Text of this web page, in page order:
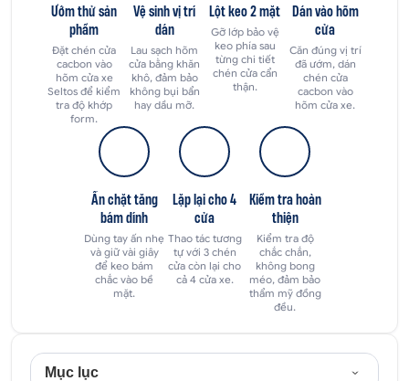
Ướm thử sản
phẩm
Đặt chén cửa
cacbon vào
hõm cửa xe
Seltos để kiểm
tra độ khớp
form.
Vệ sinh vị trí
dán
Lau sạch hõm
cửa bằng khăn
khô, đảm bảo
không bụi bẩn
hay dầu mỡ.
Lột keo 2 mặt
Gỡ lớp bảo vệ
keo phía sau
từng chi tiết
chén cửa cẩn
thận.
Dán vào hõm
cửa
Căn đúng vị trí
đã ướm, dán
chén cửa
cacbon vào
hõm cửa xe.
Ấn chặt tăng
bám dính
Dùng tay ấn nhẹ
và giữ vài giây
để keo bám
chắc vào bề
mặt.
Lặp lại cho 4
cửa
Thao tác tương
tự với 3 chén
cửa còn lại cho
cả 4 cửa xe.
Kiểm tra hoàn
thiện
Kiểm tra độ
chắc chắn,
không bong
méo, đảm bảo
thẩm mỹ đồng
đều.
Mục lục